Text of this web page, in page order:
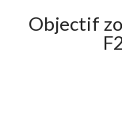
Objectif